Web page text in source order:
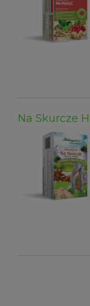
Na Skurcze